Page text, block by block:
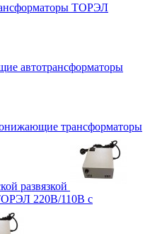
ТОРЭЛ
автотрансформаторы
трансформаторы
развязкой
220В/110В с